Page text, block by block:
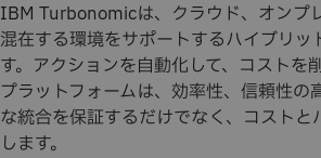
IBM Turbonomicは、クラウド、オンプ
混在する環境をサポートするハイブリ
す。アクションを自動化して、コスト
プラットフォームは、効率性、信頼性
な統合を保証するだけでなく、コスト
します。